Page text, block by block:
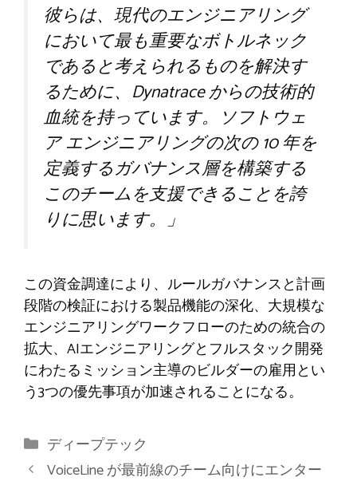
彼らは、現代のエンジニアリング
において最も重要なボトルネック
であると考えられるものを解決す
るために、Dynatrace からの技術的
血統を持っています。ソフトウェ
ア エンジニアリングの次の 10 年を
定義するガバナンス層を構築する
このチームを支援できることを誇
りに思います。」
この資金調達により、ルールガバナンスと計画
段階の検証における製品機能の深化、大規模な
エンジニアリングワークフローのための統合の
拡大、AIエンジニアリングとフルスタック開発
にわたるミッション主導のビルダーの雇用とい
う3つの優先事項が加速されることになる。
カ
テ
ディープテック
VoiceLine が最前線のチーム向けにエンター